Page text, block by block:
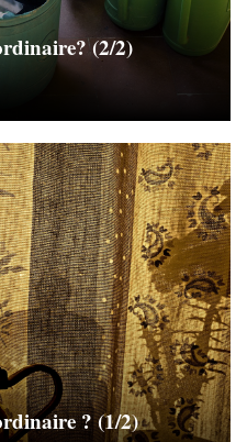
(2/2)
? (1/2)